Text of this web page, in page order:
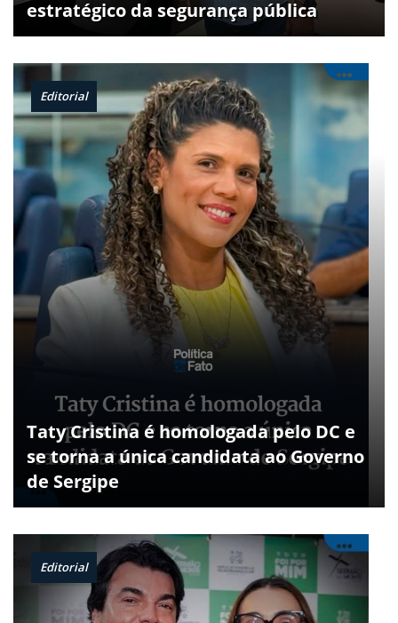
estratégico da segurança pública
Editorial
Taty Cristina é homologada pelo DC e
se torna a única candidata ao Governo
de Sergipe
Editorial